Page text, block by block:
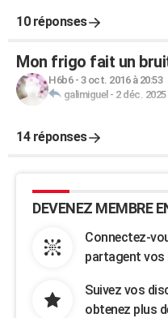
10 réponses
Mon frigo fait un
H6b6- 3 oct. 2016 à 20:53
galimiguel - 2 déc. 2025
14 réponses
DEVENEZ MEMBRE
Connectez-
partagent vos
Suivez vos
obtenez plus